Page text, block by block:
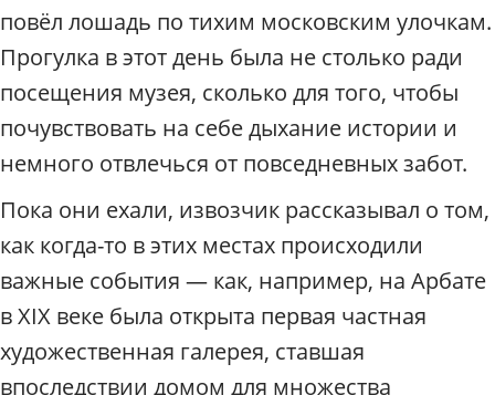
повёл лошадь по тихим московским улочкам.
Прогулка в этот день была не столько ради
посещения музея, сколько для того, чтобы
почувствовать на себе дыхание истории и
немного отвлечься от повседневных забот.
Пока они ехали, извозчик рассказывал о том,
как когда-то в этих местах происходили
важные события — как, например, на Арбате
в XIX веке была открыта первая частная
художественная галерея, ставшая
впоследствии домом для множества